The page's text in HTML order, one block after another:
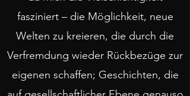
fasziniert – die Möglichkeit, neue
Welten zu kreieren, die durch die
Verfremdung wieder Rückbezüge zur
eigenen schaffen; Geschichten, die